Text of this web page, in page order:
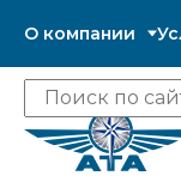
О компании